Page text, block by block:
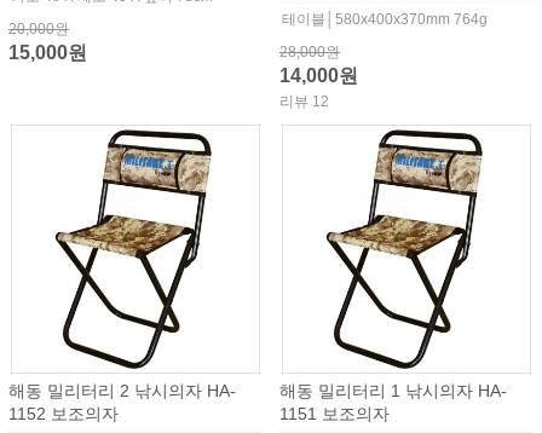
20,000원
15,000원
테이블│580x400x370mm 764g
28,000원
14,000원
리뷰 12
해동 밀리터리 2 낚시의자 HA-
1152 보조의자
해동 밀리터리 1 낚시의자 HA-
1151 보조의자